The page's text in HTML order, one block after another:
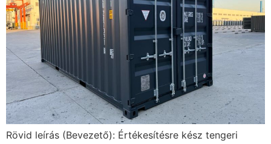
Rövid leírás (Bevezető): Értékesítésre kész tengeri